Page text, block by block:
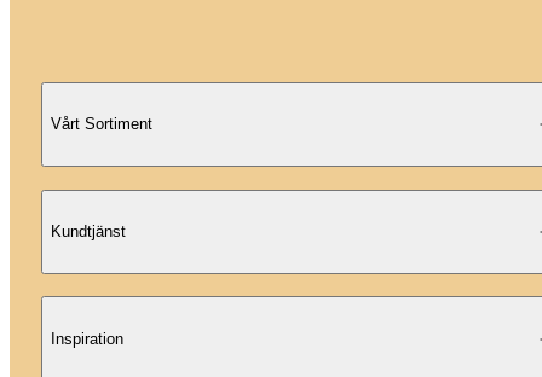
Vårt Sortiment
Kundtjänst
Inspiration